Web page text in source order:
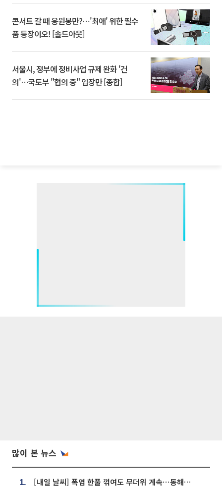
콘서트 갈 때 응원봉만?⋯'최애' 위한 필수
품 등장이오! [솔드아웃]
서울시, 정부에 정비사업 규제 완화 '건
의'⋯국토부 "협의 중" 입장만 [종합]
많이 본 뉴스
1. [내일 날씨] 폭염 한풀 꺾여도 무더위 계속⋯동해안 이틀 연속 비